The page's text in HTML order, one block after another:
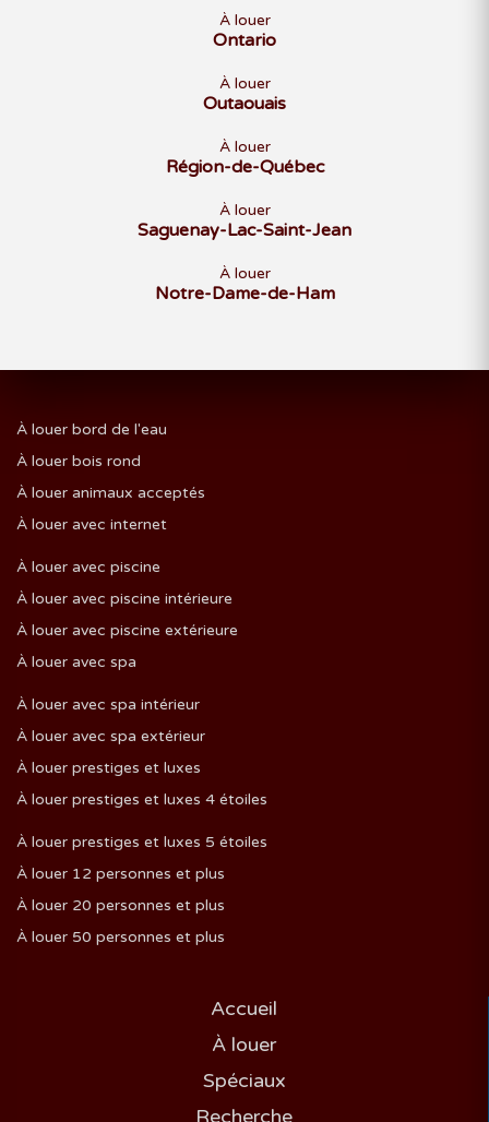
À louer
Ontario
À louer
Outaouais
À louer
Région-de-Québec
À louer
Saguenay-Lac-Saint-Jean
À louer
Notre-Dame-de-Ham
À louer bord de l'eau
À louer bois rond
À louer animaux acceptés
À louer avec internet
À louer avec piscine
À louer avec piscine intérieure
À louer avec piscine extérieure
À louer avec spa
À louer avec spa intérieur
À louer avec spa extérieur
À louer prestiges et luxes
À louer prestiges et luxes 4 étoiles
À louer prestiges et luxes 5 étoiles
À louer 12 personnes et plus
À louer 20 personnes et plus
À louer 50 personnes et plus
Accueil
À louer
Spéciaux
Recherche